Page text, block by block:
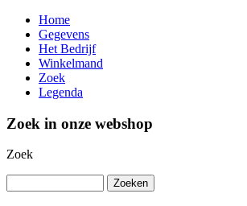
Home
Gegevens
Het Bedrijf
Winkelmand
Zoek
Legenda
Zoek in onze webshop
Zoek